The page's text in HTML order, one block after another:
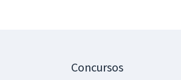
Concursos